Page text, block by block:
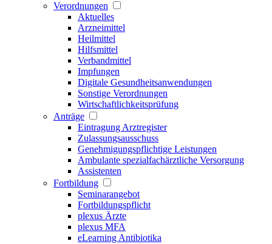
Verordnungen
Aktuelles
Arzneimittel
Heilmittel
Hilfsmittel
Verbandmittel
Impfungen
Digitale Gesundheitsanwendungen
Sonstige Verordnungen
Wirtschaftlichkeitsprüfung
Anträge
Eintragung Arztregister
Zulassungsausschuss
Genehmigungspflichtige Leistungen
Ambulante spezialfachärztliche Versorgung
Assistenten
Fortbildung
Seminarangebot
Fortbildungspflicht
plexus Ärzte
plexus MFA
eLearning Antibiotika